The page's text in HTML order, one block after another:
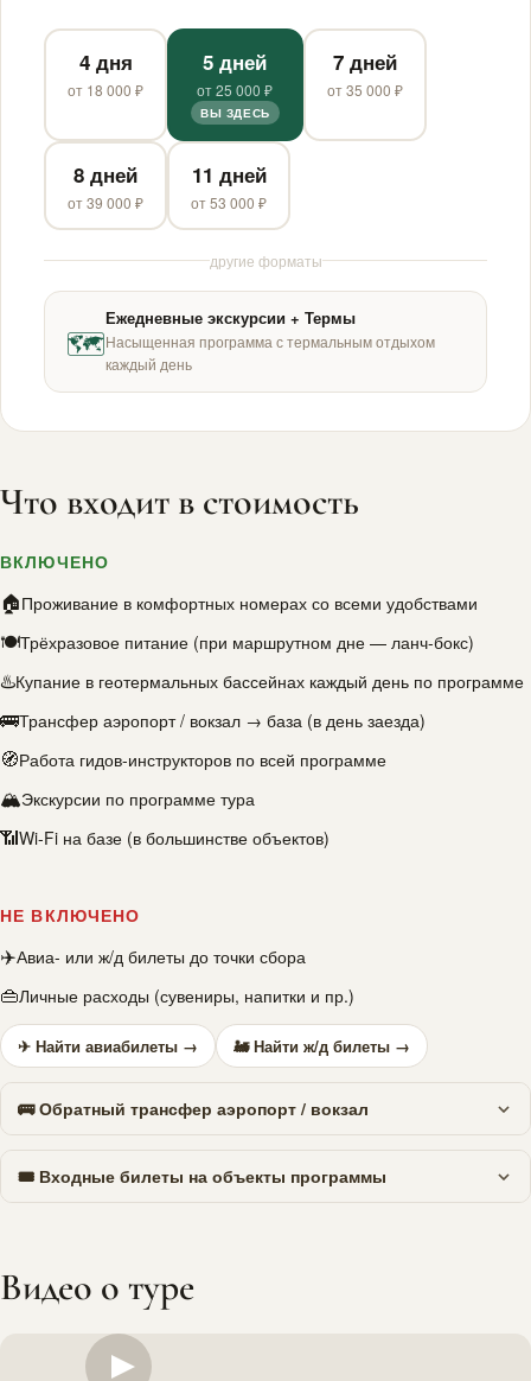
4 дня
от 18 000 ₽
5 дней
от 25 000 ₽
ВЫ ЗДЕСЬ
7 дней
от 35 000 ₽
8 дней
от 39 000 ₽
11 дней
от 53 000 ₽
другие форматы
🗺
Ежедневные экскурсии + Термы
Насыщенная программа с термальным отдыхом
каждый день
Что входит в стоимость
ВКЛЮЧЕНО
🏠Проживание в комфортных номерах со всеми удобствами
🍽Трёхразовое питание (при маршрутном дне — ланч-бокс)
♨️Купание в геотермальных бассейнах каждый день по программе
🚌Трансфер аэропорт / вокзал → база (в день заезда)
🧭Работа гидов-инструкторов по всей программе
🏔Экскурсии по программе тура
📶Wi-Fi на базе (в большинстве объектов)
НЕ ВКЛЮЧЕНО
✈️Авиа- или ж/д билеты до точки сбора
👜Личные расходы (сувениры, напитки и пр.)
✈ Найти авиабилеты → 🚂 Найти ж/д билеты →
🚌 Обратный трансфер аэропорт / вокзал
🎟 Входные билеты на объекты программы
Видео о туре